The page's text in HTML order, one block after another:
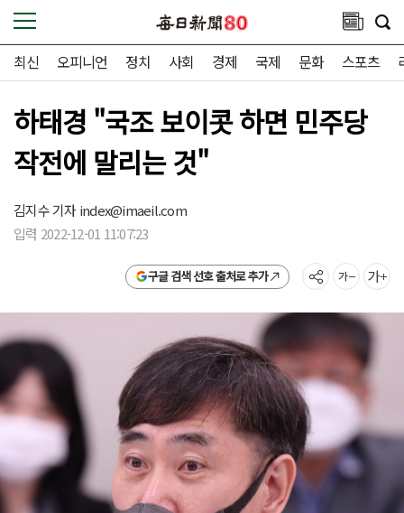
최신 오피니언 정치 사회 경제 국제 문화 스포츠
하태경 "국조 보이콧 하면 민주당
작전에 말리는 것"
김지수 기자index@imaeil.com
입력 2022-12-01 11:07:23
구글 검색 선호 출처로 추가